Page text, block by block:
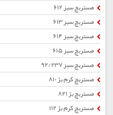
مستربچ سبز 612
مستربچ سبز 613
مستربچ سبز 614
مستربچ سبز 615
مستربچ سبز 92/237
مستربچ کرم بژ 810
مستربچ بژ 821
مستربچ کرم بژ 112